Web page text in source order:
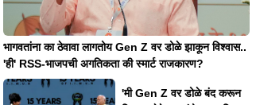
भागवतांना का ठेवावा लागतोय Gen Z वर डोळे झाकून विश्वास..
'ही' RSS-भाजपची अगतिकता की स्मार्ट राजकारण?
'मी Gen Z वर डोळे बंद करून